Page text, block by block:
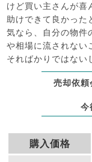
けど買い主さんが喜
助けできて良かった
気なら、自分の物件
や相場に流されない
そればかりではない
売却依頼
今
購入価格